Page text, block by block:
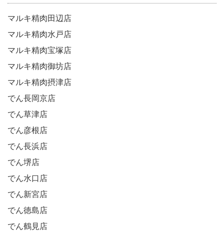
マルキ精肉田辺店
マルキ精肉水戸店
マルキ精肉宝塚店
マルキ精肉御坊店
マルキ精肉摂津店
でん長岡京店
でん草津店
でん彦根店
でん長浜店
でん堺店
でん水口店
でん新宮店
でん徳島店
でん鶴見店